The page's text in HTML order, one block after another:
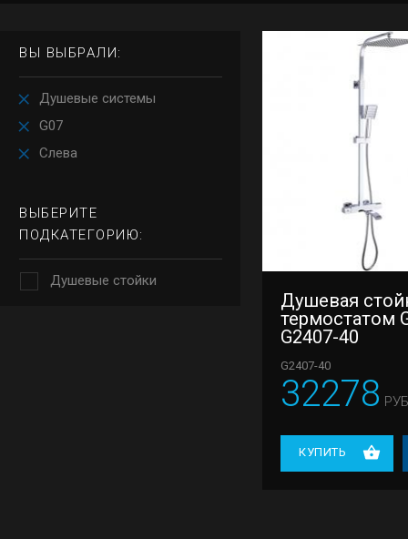
ВЫ ВЫБРАЛИ:
Душевые системы
G07
Слева
ВЫБЕРИТЕ
ПОДКАТЕГОРИЮ:
Душевые стойки
Душевая
термостатом
G2407-40
G2407-40
32278
КУПИТЬ